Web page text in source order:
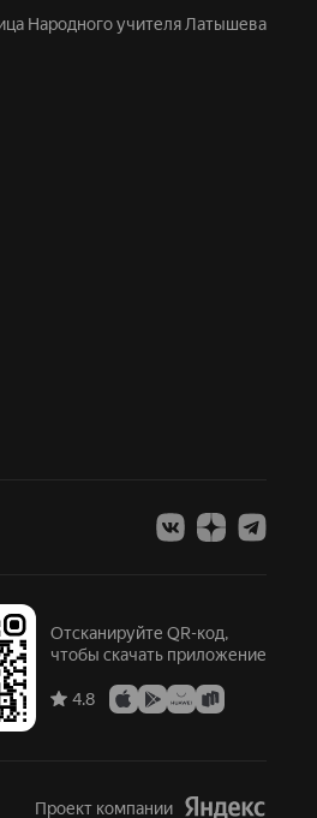
Народного учителя Латышева
Отсканируйте QR-код,
чтобы скачать приложение
4.8
Проект компании